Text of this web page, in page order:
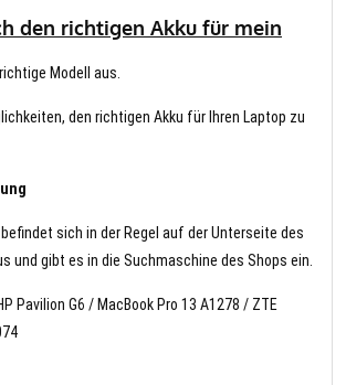
den richtigen Akku für mein
Modell aus.
den richtigen Akku für Ihren Laptop zu
sich in der Regel auf der Unterseite des
und gibt es in die Suchmaschine des Shops ein.
Pavilion G6 / MacBook Pro 13 A1278 / ZTE